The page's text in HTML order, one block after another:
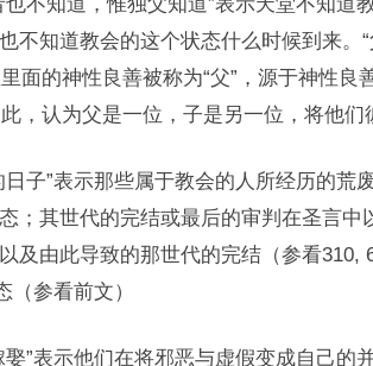
不知道教会的这个状态什么时候到来。
面的神性良善被称为“父”，源于神性良
，认为父是一位，子是另一位，将他
日子”表示那些属于教会的人所经历的荒
；其世代的完结或最后的审判在圣言中
及由此导致的那世代的完结（参看310,
（参看前文）
娶”表示他们在将邪恶与虚假变成自己的